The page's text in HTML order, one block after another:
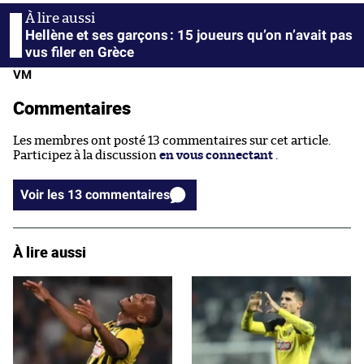
Hellène et ses garçons : 15 joueurs qu’on n’avait pas
vus filer en Grèce
VM
Commentaires
Les membres ont posté 13 commentaires sur cet article.
Participez à la discussion en vous connectant
Voir les 13 commentaires
À lire aussi